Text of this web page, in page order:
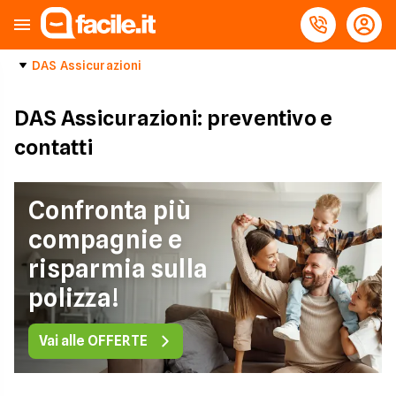
DAS Assicurazioni
DAS Assicurazioni: preventivo e
contatti
Confronta più
compagnie e
risparmia sulla
polizza!
Vai alle OFFERTE